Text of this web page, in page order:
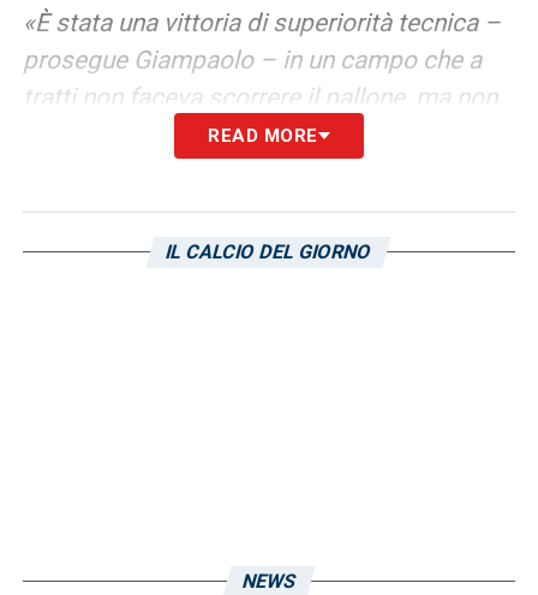
«È stata una vittoria di superiorità tecnica –
prosegue Giampaolo – in un campo che a
tratti non faceva scorrere il pallone, ma non
abbiamo mai rinunciato a muoverla. Grande
momento sono focalizzato sulla prestazione
dei miei, che ritengono di altissimo livello».
READ MORE
IL CALCIO DEL GIORNO
NEWS